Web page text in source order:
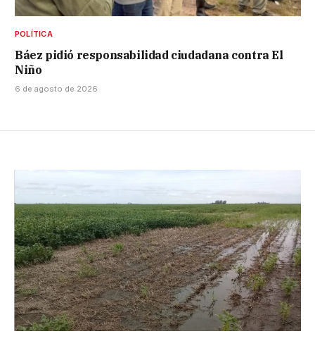
POLÍTICA
Báez pidió responsabilidad ciudadana contra El
Niño
6 de agosto de 2026